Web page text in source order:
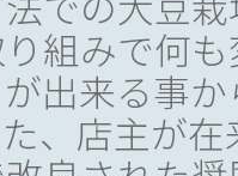
組みで何
出来る事
、店主が